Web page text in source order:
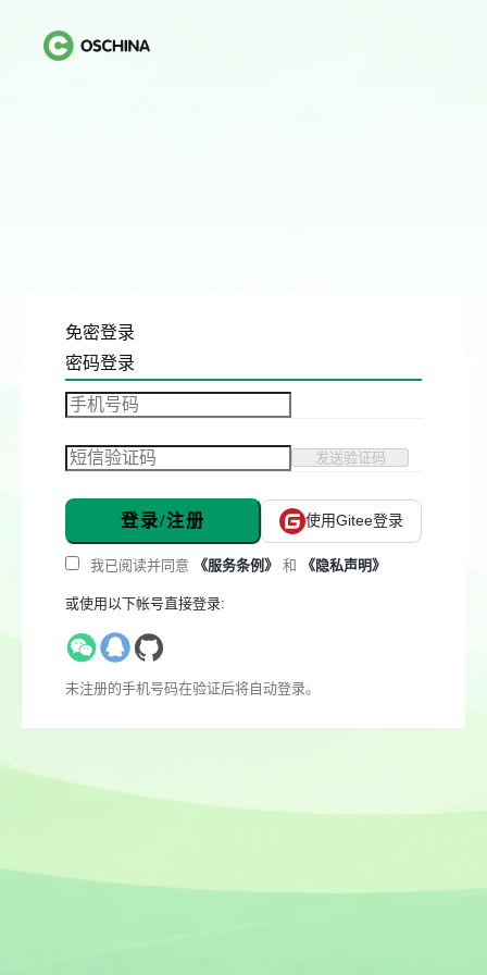
免密登录
密码登录
发送验证码
登录/注册 使用Gitee登录
我已阅读并同意 《服务条例》 和 《隐私声明》
或使用以下帐号直接登录:
未注册的手机号码在验证后将自动登录。